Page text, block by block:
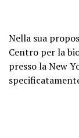
Nella sua
Centro per la
presso la New